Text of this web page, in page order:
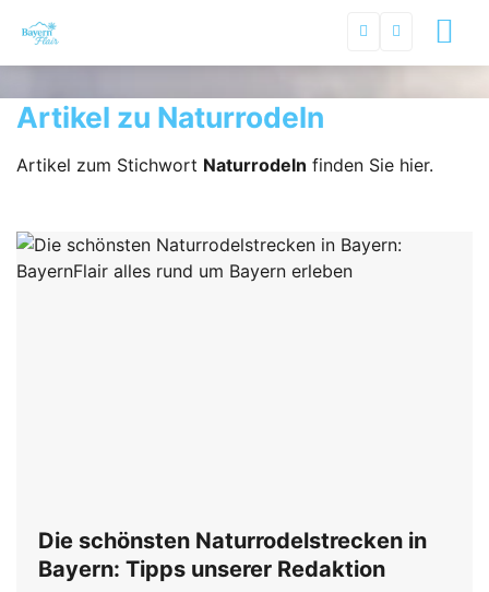
Artikel zu Naturrodeln
Artikel zum Stichwort Naturrodeln finden Sie hier.
Die schönsten Naturrodelstrecken in
Bayern: Tipps unserer Redaktion